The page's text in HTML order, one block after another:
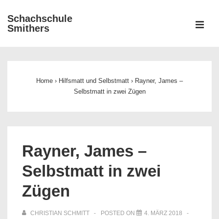
Zum
Inhalt
Schachschule
Smithers
Home › Hilfsmatt und Selbstmatt › Rayner, James –
Selbstmatt in zwei Zügen
Rayner, James –
Selbstmatt in zwei
Zügen
CHRISTIAN SCHMITT POSTED ON
4. MÄRZ 2018